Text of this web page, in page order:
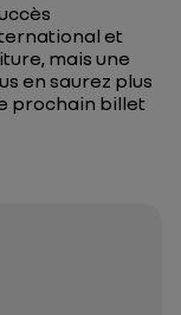
et
mais une
en saurez plus
prochain billet